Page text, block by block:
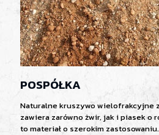
POSPÓŁKA
Naturalne kruszywo wielofrakcyjne
zawiera zarówno żwir, jak i piasek o
to materiał o szerokim zastosowaniu.